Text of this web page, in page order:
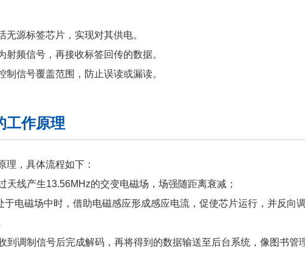
源标签芯片，实现对其供电。
频信号，再接收标签回传的数据。
信号覆盖范围，防止误读或漏读。
工作原理
理，具体流程如下：
天线产生13.56MHz的交变电磁场，场强随距离衰减；
于电磁场中时，借助电磁感应形成感应电流，促使芯片运行，并反向
到调制信号后完成解码，再将得到的数据输送至后台系统，像图书管